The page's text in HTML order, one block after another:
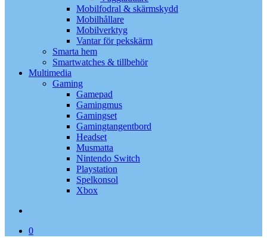
Mobilfodral & skärmskydd
Mobilhållare
Mobilverktyg
Vantar för pekskärm
Smarta hem
Smartwatches & tillbehör
Multimedia
Gaming
Gamepad
Gamingmus
Gamingset
Gamingtangentbord
Headset
Musmatta
Nintendo Switch
Playstation
Spelkonsol
Xbox
0